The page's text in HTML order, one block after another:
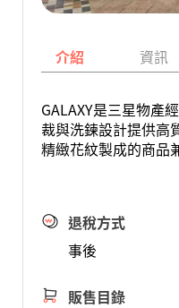
介紹 資訊
GALAXY是三星物產
裁與洗鍊設計提供高
精緻花紋製成的商品
退稅方式
事後
販售目錄